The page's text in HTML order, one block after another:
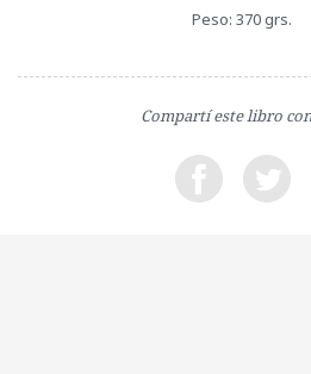
Peso: 370 grs.
Compartí este libro